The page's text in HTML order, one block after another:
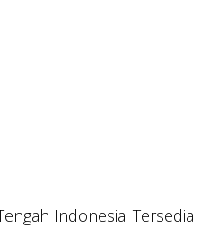
Indonesia. Tersedia